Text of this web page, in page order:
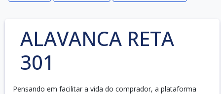
ALAVANCA RETA
301
Pensando em facilitar a vida do comprador, a plataforma